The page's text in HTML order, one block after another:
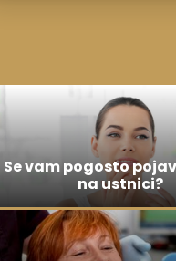
Se vam pogosto
na ustnici?